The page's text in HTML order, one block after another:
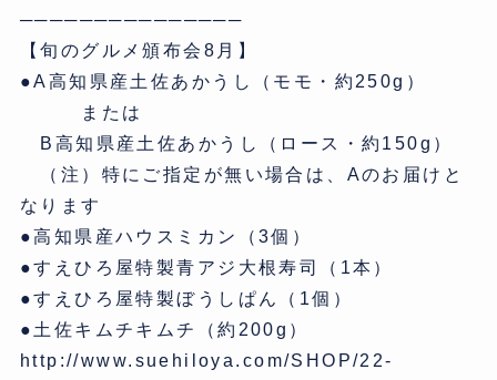
───────────────
【旬のグルメ頒布会8月】
●A高知県産土佐あかうし（モモ・約250g）
または
B高知県産土佐あかうし（ロース・約150g）
（注）特にご指定が無い場合は、Aのお届けと
なります
●高知県産ハウスミカン（3個）
●すえひろ屋特製青アジ大根寿司（1本）
●すえひろ屋特製ぼうしぱん（1個）
●土佐キムチキムチ（約200g）
http://www.suehiloya.com/SHOP/22-